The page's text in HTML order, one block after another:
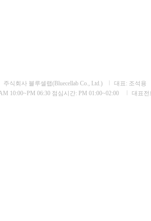
주식회사 블루셀랩(Bluecellab Co., Ltd.) 대표: 조석용
10:00~PM 06:30 점심시간: PM 01:00~02:00
대표전